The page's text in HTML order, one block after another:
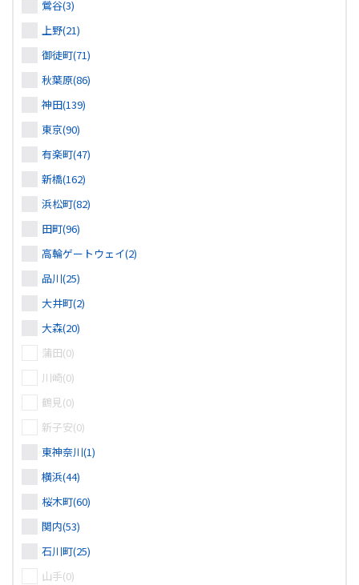
鶯谷(3)
上野(21)
御徒町(71)
秋葉原(86)
神田(139)
東京(90)
有楽町(47)
新橋(162)
浜松町(82)
田町(96)
高輪ゲートウェイ(2)
品川(25)
大井町(2)
大森(20)
蒲田(0)
川崎(0)
鶴見(0)
新子安(0)
東神奈川(1)
横浜(44)
桜木町(60)
関内(53)
石川町(25)
山手(0)